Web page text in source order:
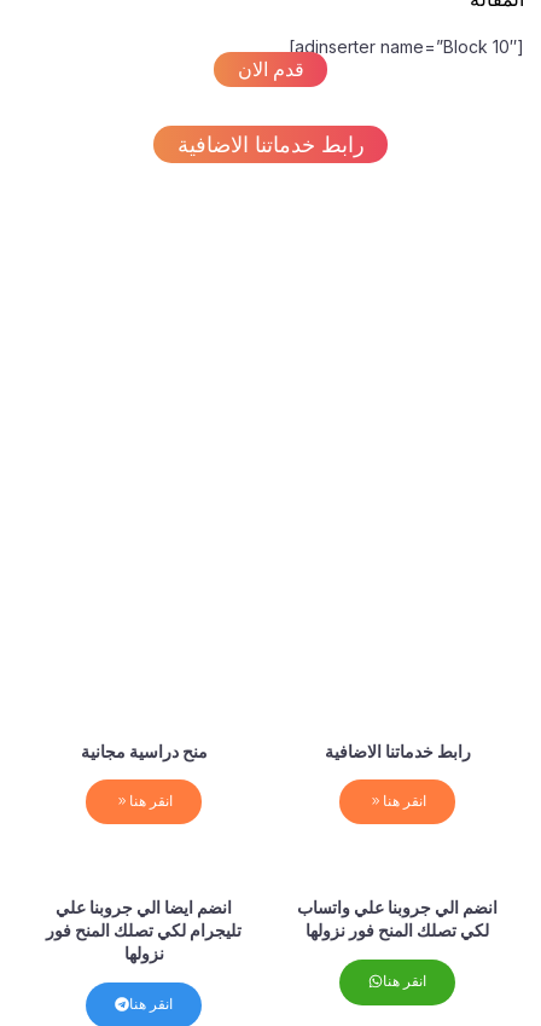
قدم الان
رابط خدماتنا الاضافية
رابط خدماتنا الاضافية
انقر هنا
منح دراسية مجانية
انقر هنا
انضم الي جروبنا علي واتساب
لكي تصلك المنح فور نزولها
انقر هنا
انضم ايضا الي جروبنا علي
تليجرام لكي تصلك المنح فور
نزولها
انقر هنا